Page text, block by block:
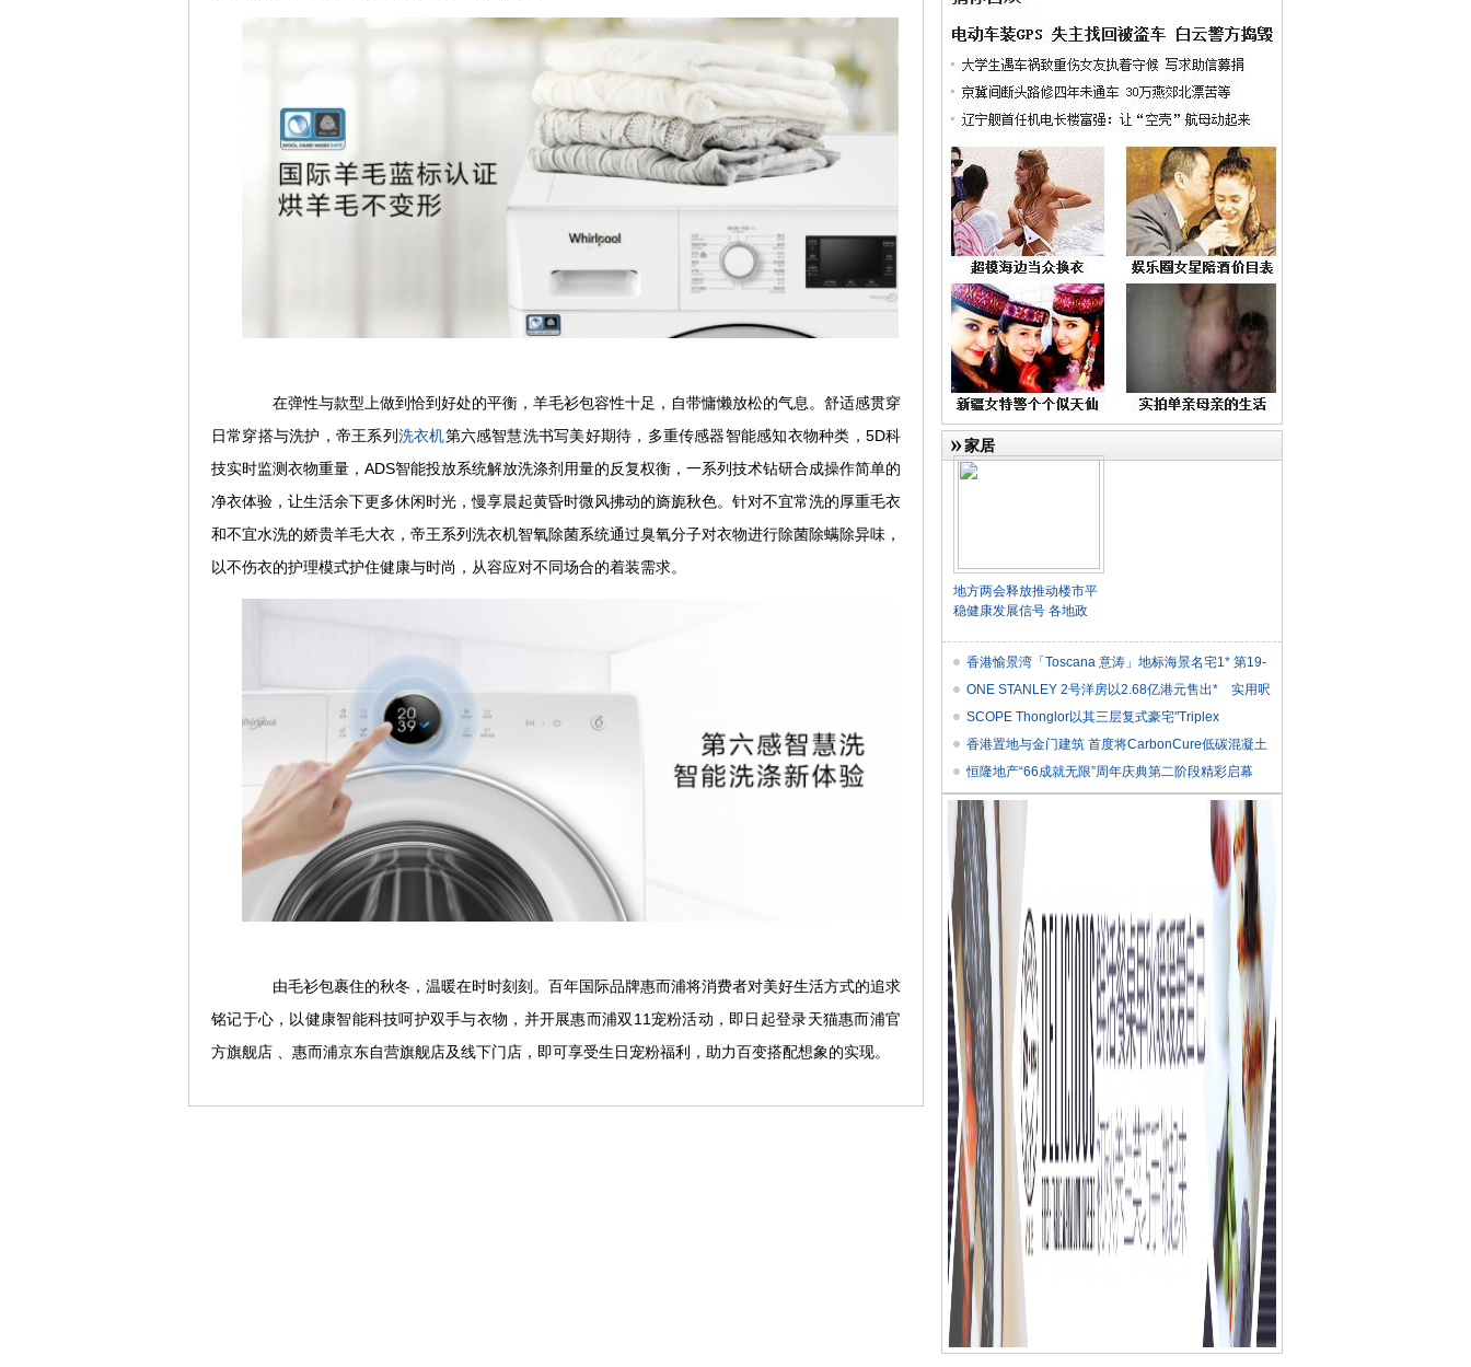
在弹性与款型上做到恰到好处的平衡，羊毛衫包容性十足，自带慵懒放松的气息。舒适感贯穿
日常穿搭与洗护，帝王系列洗衣机第六感智慧洗书写美好期待，多重传感器智能感知衣物种类，5D科
技实时监测衣物重量，ADS智能投放系统解放洗涤剂用量的反复权衡，一系列技术钻研合成操作简单的
净衣体验，让生活余下更多休闲时光，慢享晨起黄昏时微风拂动的旖旎秋色。针对不宜常洗的厚重毛衣
和不宜水洗的娇贵羊毛大衣，帝王系列洗衣机智氧除菌系统通过臭氧分子对衣物进行除菌除螨除异味，
以不伤衣的护理模式护住健康与时尚，从容应对不同场合的着装需求。
由毛衫包裹住的秋冬，温暖在时时刻刻。百年国际品牌惠而浦将消费者对美好生活方式的追求
铭记于心，以健康智能科技呵护双手与衣物，并开展惠而浦双11宠粉活动，即日起登录天猫惠而浦官
方旗舰店 、惠而浦京东自营旗舰店及线下门店，即可享受生日宠粉福利，助力百变搭配想象的实现。
家居
地方两会释放推动楼市平
稳健康发展信号 各地政
香港愉景湾「Toscana 意涛」地标海景名宅1* 第19-
ONE STANLEY 2号洋房以2.68亿港元售出* 实用呎
价 SCOPE Thonglor以其三层复式豪宅"Triplex
Residen
香港置地与金门建筑 首度将CarbonCure低碳混凝土
恒隆地产“66成就无限”周年庆典第二阶段精彩启幕